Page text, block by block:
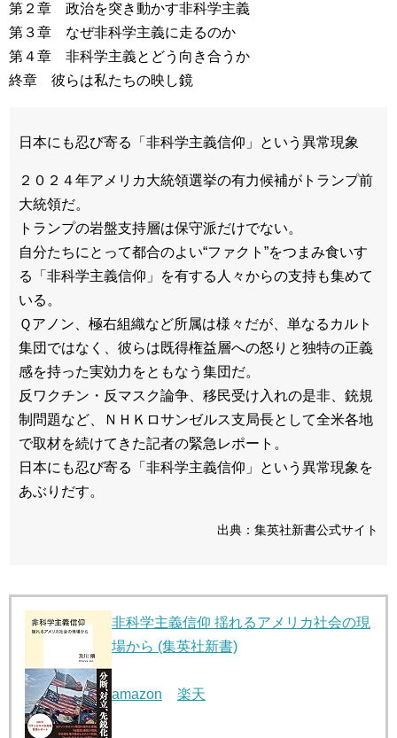
第２章 政治を突き動かす非科学主義
第３章 なぜ非科学主義に走るのか
第４章 非科学主義とどう向き合うか
終章 彼らは私たちの映し鏡
日本にも忍び寄る「非科学主義信仰」という異常現象
２０２４年アメリカ大統領選挙の有力候補がトランプ前
大統領だ。
トランプの岩盤支持層は保守派だけでない。
自分たちにとって都合のよい“ファクト”をつまみ食いす
る「非科学主義信仰」を有する人々からの支持も集めて
いる。
Ｑアノン、極右組織など所属は様々だが、単なるカルト
集団ではなく、彼らは既得権益層への怒りと独特の正義
感を持った実効力をともなう集団だ。
反ワクチン・反マスク論争、移民受け入れの是非、銃規
制問題など、ＮＨＫロサンゼルス支局長として全米各地
で取材を続けてきた記者の緊急レポート。
日本にも忍び寄る「非科学主義信仰」という異常現象を
あぶりだす。
出典：集英社新書公式サイト
非科学主義信仰 揺れるアメリカ社会の現
場から (集英社新書)
amazon 楽天